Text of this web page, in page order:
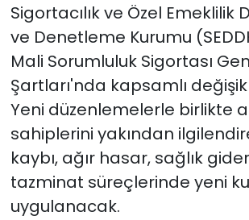
Sigortacılık ve Özel Emeklilik
ve Denetleme Kurumu
Mali Sorumluluk Sigortası
Şartları'nda kapsamlı
Yeni düzenlemelerle birlikte
sahiplerini yakından
kaybı, ağır hasar, sağlık
tazminat süreçlerinde yeni
uygulanacak.